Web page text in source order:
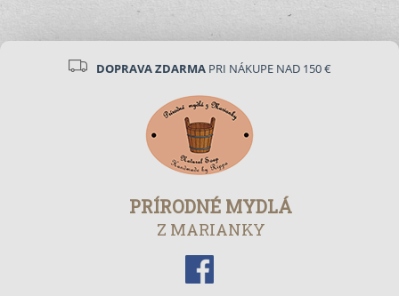
DOPRAVA ZDARMAPRI NÁKUPE NAD 150 €
PRÍRODNÉ MYDLÁ
Z MARIANKY